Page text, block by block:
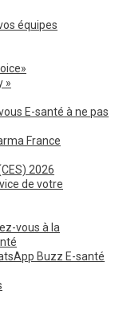
équipes
»
E-santé à ne pas
France
2026
de votre
vous à la
Buzz E-santé